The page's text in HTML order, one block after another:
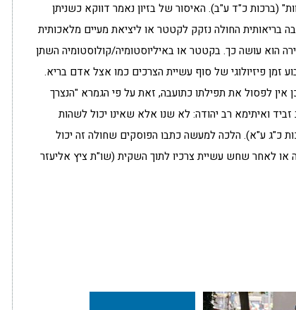
(ברכות כ"ד ע"ב). האיסור של בזיון נאמר דווקא כשניתן
בריאותית החולה נזקק לקטטר או ליציאת מעיים מלאכותית
הוא עושה כך. בקטטר או באיליוסטומיה/קולוסטומיה השתן
זמן פיזיולוגי של סוף עשיית הצרכים כמו אצל אדם בריא.
אין לפסול את תפילתו כתועבה, זאת על פי הגמרא "הנצרך
ואיתימא רב יהודה: לא שנו אלא שאינו יכול לשהות
כ"ג ע"א). הלכה למעשה כתבו הפוסקים שחולה זה יכול
לאחר שחש עשיית צרכיו לתוך השקית (שו"ת ציץ אליעזר